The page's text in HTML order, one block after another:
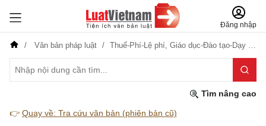
Đăng nhập
Văn bản pháp luật Thuế-Phí-Lệ phí, Giáo dục-Đào tạo-Dạy nghề
Tìm nâng cao
👉 Quay về: Tra cứu văn bản (phiên bản cũ)